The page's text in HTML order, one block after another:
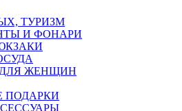
ТУРИЗМ
И ФОНАРИ
ЖЕНЩИН
ПОДАРКИ